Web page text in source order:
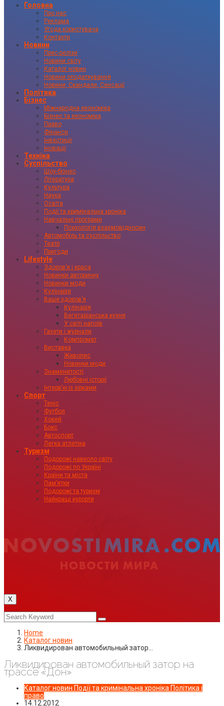
Головна
Про нас
Реклама
Угода користувача
Контакти
Новини
Прес-релізи
Новини світу
Каталог новин
Новини оподаткування
Новини, Скандали, Сенсації
Політика
Бізнес
Міжнародна економіка
Бізнес та економіка
Право
Фінанси
Інвестиції
Іновації
Техніка
Суспільство
Шоу-бізнес
Література
Культура
Наука
Освіта
Події та кримінальна хроніка
Навчальні програми
Психологія взаємовідносин
Автомобіль та суспільство
Театр
Пригоди
Lifestyle
Здоровʼя і краса
Новинки авторинку
Новинки моди
Кулінарія
Ваше здоровʼя
Кулінарія
Вегетаріанська кухня
У світі напоїв
Газети і журнали
Компромат
Виставка
Живопис
Новинки моди
Знаменитості
Любовні історії
Інтервʼю із зірками
Спорт
Теніс
Футбол
Хокей
Бокс
Автоспорт
Легка атлетіка
Туризм
Подорожі навколо світу
Подорожі по Україні
Країни та міста
Пам’ятки
Подорожі та туризм
Найкращі курорти
X
Home
Каталог новин
Ликвидирован автомобильный затор…
Ликвидирован автомобильный затор на
трассе «Дон»
Каталог новин Події та кримінальна хроніка Політика і
право
14.12.2012